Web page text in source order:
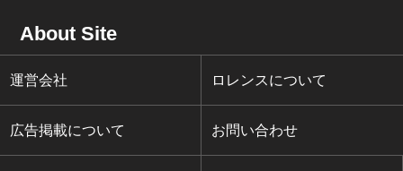
About Site
運営会社 ロレンスについて
広告掲載について お問い合わせ